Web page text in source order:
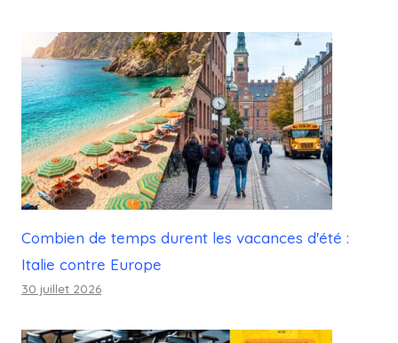
Combien de temps durent les vacances d'été :
Italie contre Europe
30 juillet 2026